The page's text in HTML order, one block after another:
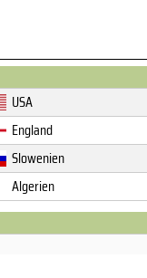
USA
England
Slowenien
Algerien